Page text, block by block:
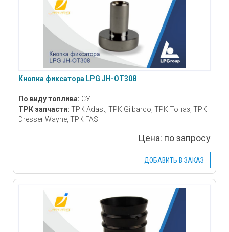
Кнопка фиксатора LPG JH-OT308
По виду топлива: СУГ
ТРК запчасти: ТРК Adast, ТРК Gilbarco, ТРК Топаз, ТРК
Dresser Wayne, ТРК FAS
Цена: по запросу
ДОБАВИТЬ В ЗАКАЗ